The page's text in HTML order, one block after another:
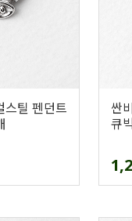
틸 펜던트
싼
큐